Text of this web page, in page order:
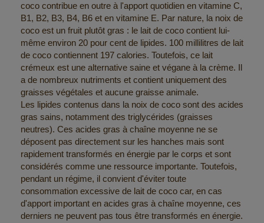
coco contribue en outre à l'apport quotidien en vitamine C,
B1, B2, B3, B4, B6 et en vitamine E. Par nature, la noix de
coco est un fruit plutôt gras : le lait de coco contient lui-
même environ 20 pour cent de lipides. 100 millilitres de lait
de coco contiennent 197 calories. Toutefois, ce lait
crémeux est une alternative saine et végane à la crème. Il
a de nombreux nutriments et contient uniquement des
graisses végétales et aucune graisse animale.
Les lipides contenus dans la noix de coco sont des acides
gras sains, notamment des triglycérides (graisses
neutres). Ces acides gras à chaîne moyenne ne se
déposent pas directement sur les hanches mais sont
rapidement transformés en énergie par le corps et sont
considérés comme une ressource importante. Toutefois,
pendant un régime, il convient d'éviter toute
consommation excessive de lait de coco car, en cas
d'apport important en acides gras à chaîne moyenne, ces
derniers ne peuvent pas tous être transformés en énergie.